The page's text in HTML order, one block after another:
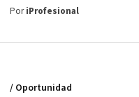
PoriProfesional
/ Oportunidad